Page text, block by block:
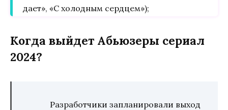
дает», «С холодным сердцем»);
Когда выйдет Абьюзеры сериал
2024?
Разработчики запланировали выход